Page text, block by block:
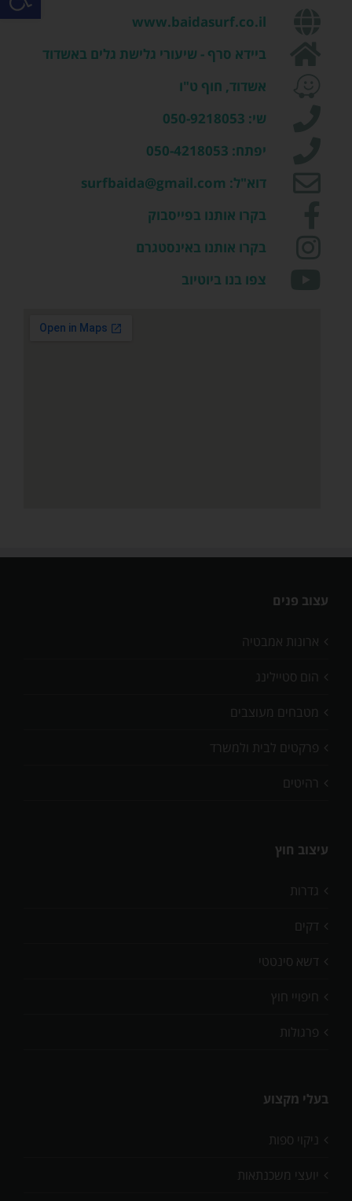
www.baidasurf.co.il
ביידא סרף - שיעורי גלישת גלים באשדוד
אשדוד, חוף ט"ו
שי: 050-9218053
יפתח: 050-4218053
דוא"ל: surfbaida@gmail.com
בקרו אותנו בפייסבוק
בקרו אותנו באינסטגרם
צפו בנו ביוטיוב
עצוב פנים
ארונות אמבטיה
הום סטיילינג
מטבחים מעוצבים
פרקטים לבית ולמשרד
רהיטים
עיצוב חוץ
גדרות
דקים
דשא סינטטי
חיפויי חוץ
פרגולות
בעלי מקצוע
ניקוי ספות
יועצי משכנתאות